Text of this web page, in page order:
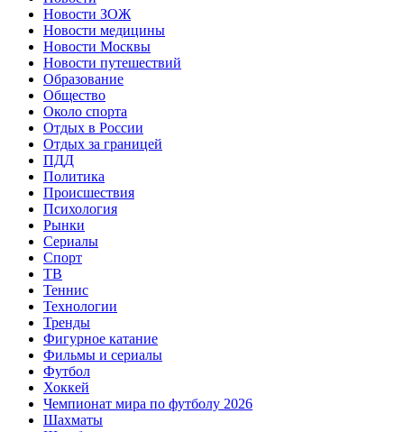
Новости ЗОЖ
Новости медицины
Новости Москвы
Новости путешествий
Образование
Общество
Около спорта
Отдых в России
Отдых за границей
ПДД
Политика
Происшествия
Психология
Рынки
Сериалы
Спорт
ТВ
Теннис
Технологии
Тренды
Фигурное катание
Фильмы и сериалы
Футбол
Хоккей
Чемпионат мира по футболу 2026
Шахматы